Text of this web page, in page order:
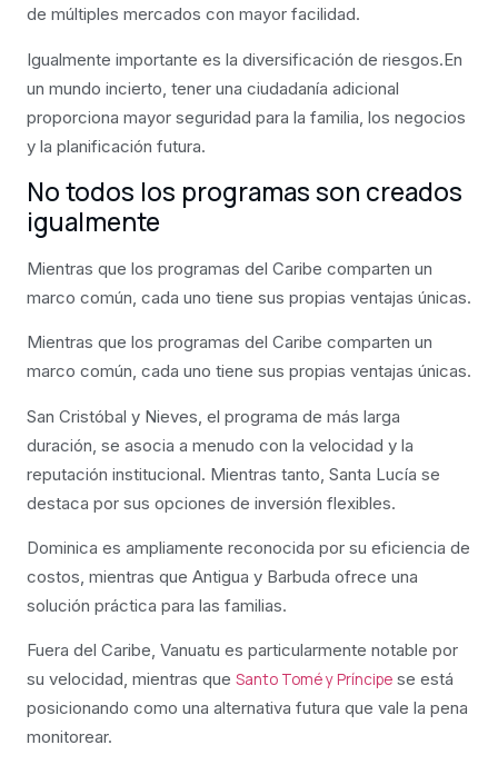
de múltiples mercados con mayor facilidad.
Igualmente importante es la diversificación de riesgos.En
un mundo incierto, tener una ciudadanía adicional
proporciona mayor seguridad para la familia, los negocios
y la planificación futura.
No todos los programas son creados
igualmente
Mientras que los programas del Caribe comparten un
marco común, cada uno tiene sus propias ventajas únicas.
Mientras que los programas del Caribe comparten un
marco común, cada uno tiene sus propias ventajas únicas.
San Cristóbal y Nieves, el programa de más larga
duración, se asocia a menudo con la velocidad y la
reputación institucional. Mientras tanto, Santa Lucía se
destaca por sus opciones de inversión flexibles.
Dominica es ampliamente reconocida por su eficiencia de
costos, mientras que Antigua y Barbuda ofrece una
solución práctica para las familias.
Fuera del Caribe, Vanuatu es particularmente notable por
su velocidad, mientras que Santo Tomé y Príncipe se está
posicionando como una alternativa futura que vale la pena
monitorear.